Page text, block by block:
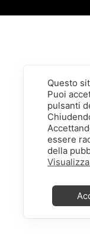
Questo
Puoi
pulsanti
essere
della